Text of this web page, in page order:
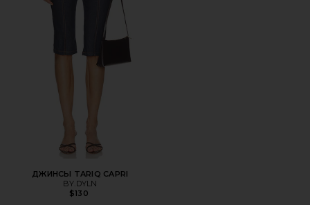
ДЖИНСЫ TARIQ CAPRI
BY.DYLN
$130